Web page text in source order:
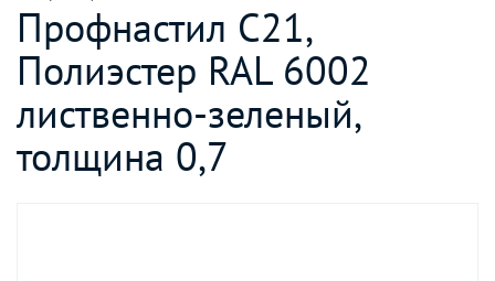
Профнастил С21,
Полиэстер RAL 6002
лиственно-зеленый,
толщина 0,7